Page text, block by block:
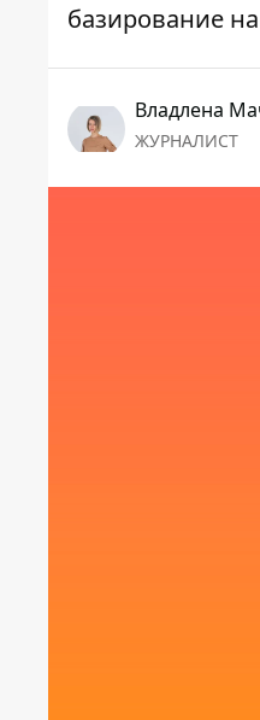
базирование
Владлена
ЖУРНАЛИСТ